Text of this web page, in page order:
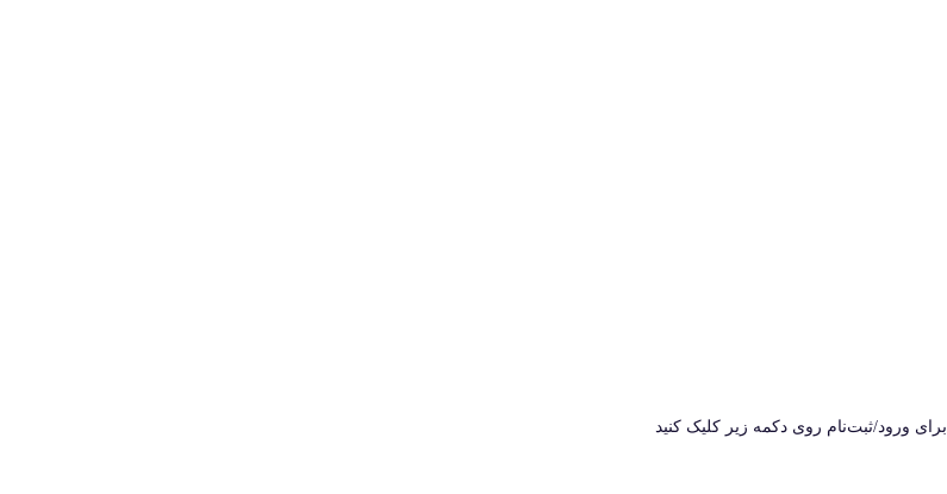
برای ورود/ثبت‌نام روی دکمه زیر کلیک کنید